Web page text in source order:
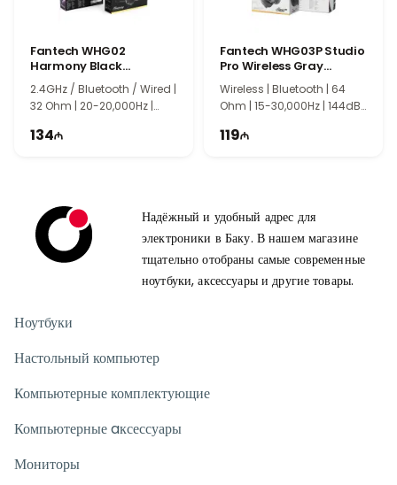
Fantech WHG02
Harmony Black
Whireless Headset
2.4GHz / Bluetooth / Wired |
32 Ohm | 20-20,000Hz |
134
Fantech WHG03P Studio
Pro Wireless Gray
Headset
Wireless | Bluetooth | 64
Ohm | 15-30,000Hz | 144dB |
119
Надёжный и удобный адрес для
электроники в Баку. В нашем магазине
тщательно отобраны самые современные
ноутбуки, аксессуары и другие товары.
Ноутбуки
Настольный компьютер
Компьютерные комплектующие
Компьютерные aксессуары
Мониторы